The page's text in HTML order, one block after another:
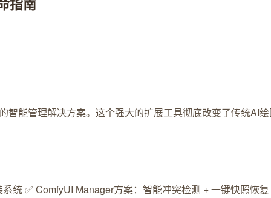
能管理解决方案。这个强大的扩展工具彻底改变了传统AI
统 ✅ ComfyUI Manager方案：智能冲突检测 + 一键快照恢复